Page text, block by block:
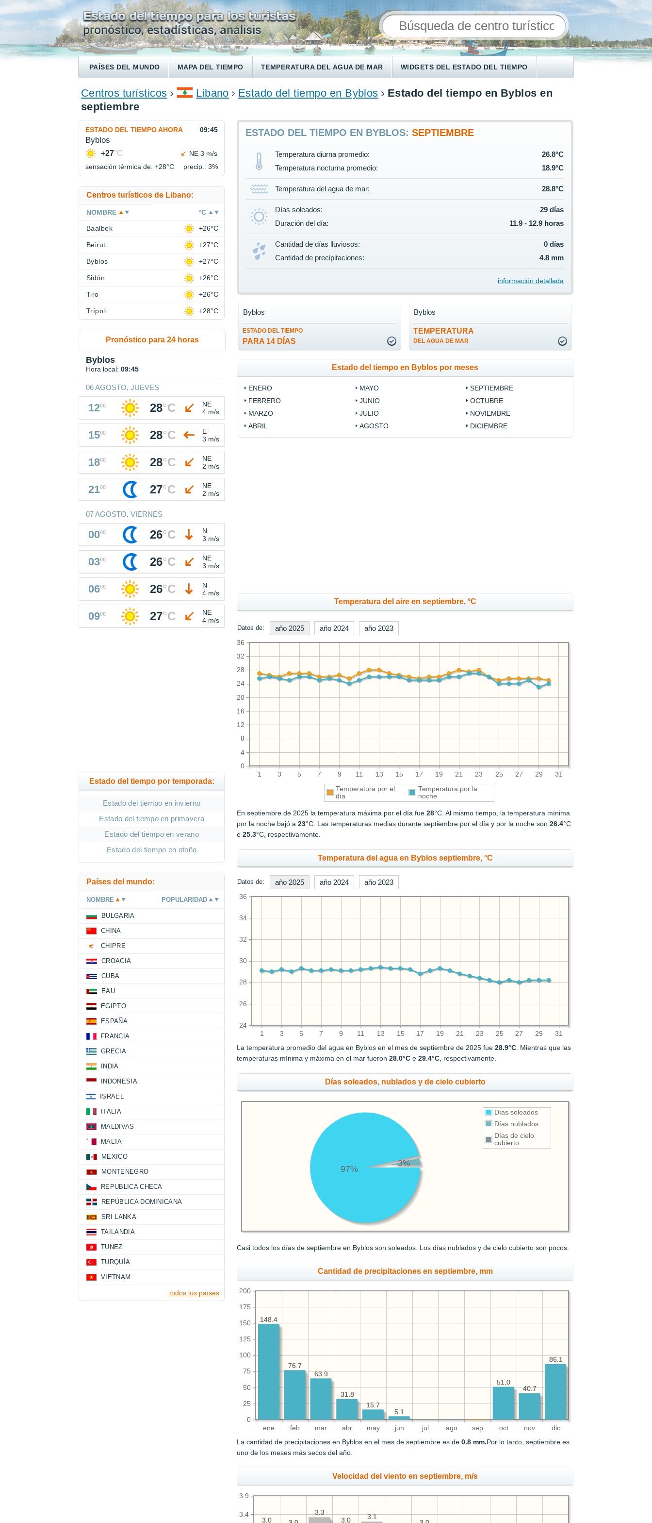
PAÍSES DEL MUNDO MAPA DEL TIEMPO TEMPERATURA DEL AGUA DE MAR WIDGETS DEL ESTADO DEL TIEMPO
ENCONTRAR UN HOTEL
Centros turísticos Libano Estado del tiempo en Byblos
Estado del tiempo en Byblos en
septiembre
ESTADO DEL TIEMPO EN BYBLOS:SEPTIEMBRE
Temperatura diurna promedio:
26.8°C
Temperatura nocturna promedio:
18.9°C
Temperatura del agua de mar: 28.8°C
Días soleados:
29 días
Duración del día:
11.9 - 12.9 horas
Cantidad de días lluviosos:
0 días
Cantidad de precipitaciones:
4.8 mm
información detallada
ESTADO DEL TIEMPO
PARA 14 DÍAS
Byblos
TEMPERATURA
DEL AGUA DE MAR
Byblos
Estado del tiempo en Byblos por meses
ENERO
FEBRERO
MARZO
ABRIL
MAYO
JUNIO
JULIO
AGOSTO
SEPTIEMBRE
OCTUBRE
NOVIEMBRE
DICIEMBRE
Temperatura del aire en septiembre, °C
Datos de: año 2025 año 2024 año 2023
1 3 5 7 9 11 13 15 17 19 21 23 25 27 29 31
0
4
8
12
16
20
24
28
32
36
Temperatura por el
día
Temperatura por la
noche
En septiembre de 2025 la temperatura máxima por el día fue28°C. Al mismo tiempo, la temperatura mínima
por la noche bajó a23°C. Las temperaturas medias durante septiembre por el día y por la noche son26.4°C
e25.3°C, respectivamente.
Temperatura del agua en Byblos septiembre, °C
Datos de: año 2025 año 2024 año 2023
1 3 5 7 9 11 13 15 17 19 21 23 25 27 29 31
24
26
28
30
32
34
36
La temperatura promedio del agua en Byblos en el mes de septiembre de 2025 fue28.9°C. Mientras que las
temperaturas mínima y máxima en el mar fueron28.0°C e29.4°C, respectivamente.
Días soleados, nublados y de cielo cubierto
Días soleados
Días nublados
Días de cielo
cubierto
97%
3%
Casi todos los días de septiembre en Byblos son soleados. Los días nublados y de cielo cubierto son pocos.
Cantidad de precipitaciones en septiembre, mm
ene feb mar abr may jun jul ago sep oct nov dic
0
25
50
75
100
125
150
175
200
86.1
40.7
51.0
5.1
15.7
31.8
63.9
76.7
148.4
86.1
40.7
51.0
5.1
15.7
31.8
63.9
76.7
148.4
La cantidad de precipitaciones en Byblos en el mes de septiembre es de0.8 mm.Por lo tanto, septiembre es
uno de los meses más secos del año.
Velocidad del viento en septiembre, m/s
3.4
3.9
3.1
3.0
3.3
3.0
3.1
3.0
3.3
3.0
ESTADO DEL TIEMPO AHORA 09:45
Byblos
+27°C
NE 3 m/s
sensación térmica de: +28°C precip.: 3%
Centros turísticos de Libano:
NOMBRE °C
Baalbek +26°C
Beirut +27°C
Byblos +27°C
Sidón +26°C
Tiro +26°C
Trípoli +28°C
Pronóstico para 24 horas
Byblos
Hora local: 09:45
06 AGOSTO, JUEVES
1200 28°C
NE
4 m/s
1500 28°C
E
3 m/s
1800 28°C
NE
2 m/s
2100 27°C
NE
2 m/s
07 AGOSTO, VIERNES
0000 26°C
N
3 m/s
0300 26°C
NE
3 m/s
0600 26°C
N
4 m/s
0900 27°C
NE
4 m/s
Estado del tiempo por temporada:
Estado del tiempo en invierno
Estado del tiempo en primavera
Estado del tiempo en verano
Estado del tiempo en otoño
Países del mundo:
NOMBRE POPULARIDAD
BULGARIA
CHINA
CHIPRE
CROACIA
CUBA
EAU
EGIPTO
ESPAÑA
FRANCIA
GRECIA
INDIA
INDONESIA
ISRAEL
ITALIA
MALDIVAS
MALTA
MEXICO
MONTENEGRO
REPUBLICA CHECA
REPÚBLICA DOMINICANA
SRI LANKA
TAILANDIA
TUNEZ
TURQUÍA
VIETNAM
todos los países